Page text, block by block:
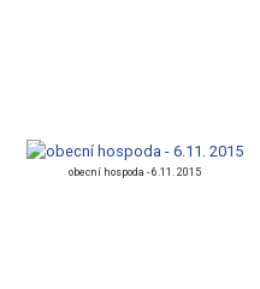
obecní hospoda - 6.11. 2015